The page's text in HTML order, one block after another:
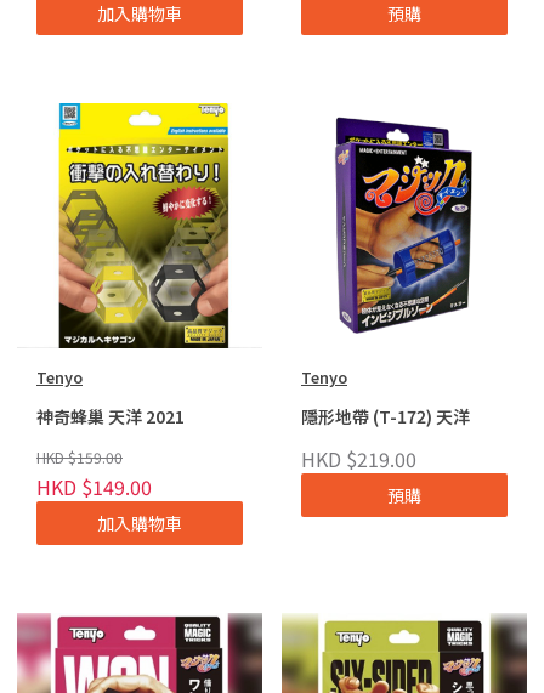
加入購物車 預購
Tenyo
神奇蜂巢 天洋 2021
HKD $159.00
HKD $149.00
加入購物車
Tenyo
隱形地帶 (T-172) 天洋
HKD $219.00
預購